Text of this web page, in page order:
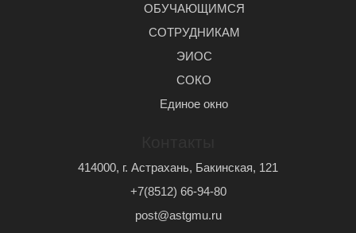
ОБУЧАЮЩИМСЯ
СОТРУДНИКАМ
ЭИОС
СОКО
Единое окно
414000, г. Астрахань, Бакинская, 121
+7(8512) 66-94-80
post@astgmu.ru